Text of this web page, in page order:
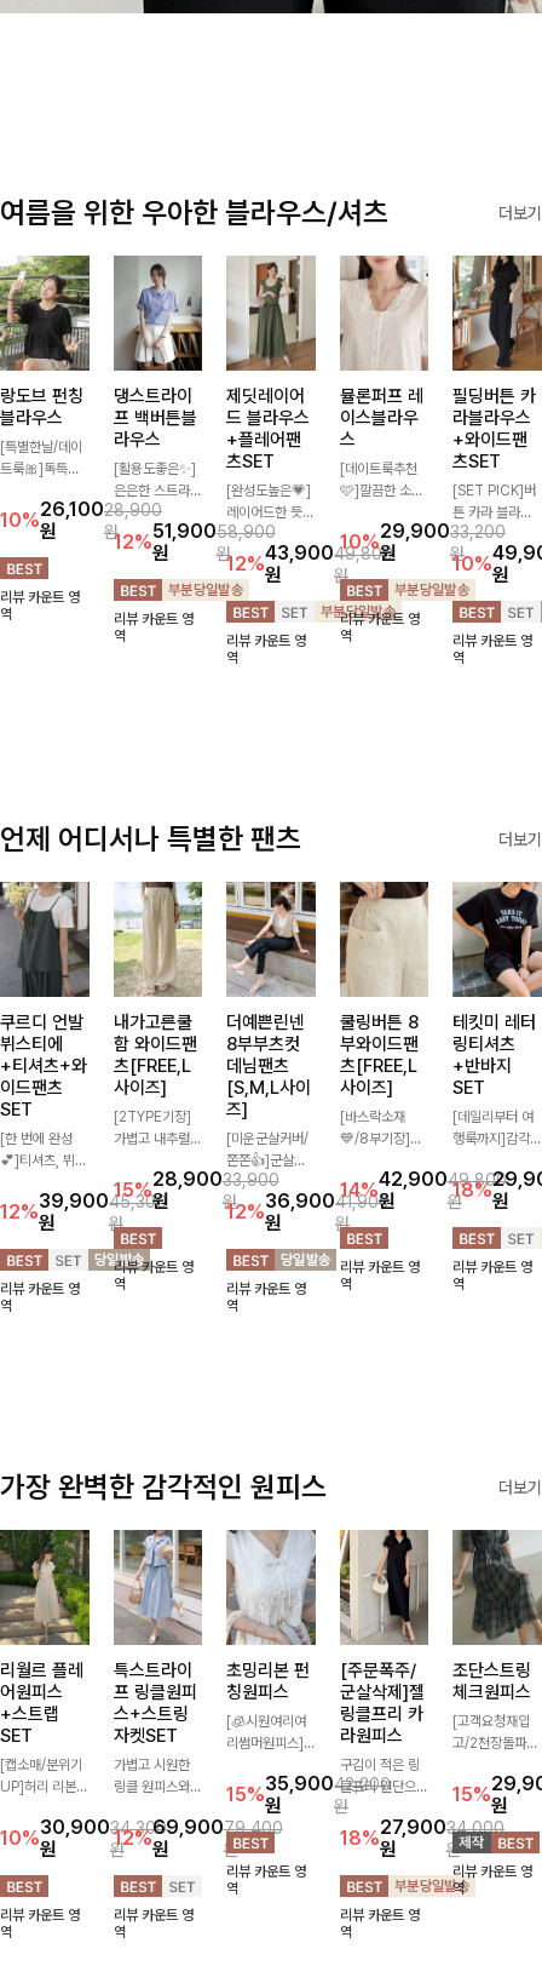
여름을 위한 우아한 블라우스/셔츠 더보기
랑도브 펀칭
블라우스
[특별한날/데이
트룩🎀]독특한
시원해보이면서
로맨틱한 무드를
선사하는 블라우
스:) 풍성한 퍼프
소매와 밑단 셔
링으로 스타일을
10%26,100
원
28,900
원
리뷰 카운트 영
역
댕스트라이
프 백버튼블
라우스
[활용도좋은✨]
은은한 스트라이
프 패턴이 더해
져 심플한 코디
에도 세련된 포
인트를 더해드리
며 깔끔한 스트
라이프 디테일로
유행 없이 오래
12%51,900
원
58,900
원
리뷰 카운트 영
역
제딧레이어
드 블라우스
+플레어팬
츠SET
[완성도높은💗]
레이어드한 듯
자연스러운 나시
와 버튼 원피스
가 함께 구성된
세트 아이템입니
다. 코디 고민 없
이 한 벌만으로
도 내추럴하면서
12%43,900
원
49,800
원
리뷰 카운트 영
역
뮬론퍼프 레
이스블라우
스
[데이트룩추천
🩷]깔끔한 소매
자수로 사랑스러
운 분위기를 담
았으며 은은한
체크 패턴이 더
해져 밋밋함 없
이 여성스러움
10%29,900
원
33,200
원
리뷰 카운트 영
역
필딩버튼 카
라블라우스
+와이드팬
츠SET
[SET PICK]버
튼 카라 블라우
스와 팬츠, 스트
랩까지 구성된
활용도 높은 3
종 세트 🤍 코디
걱정 없이 한 번
에 완성도 있는
스타일링을 연출
10%원
리뷰 카운트 영
역
언제 어디서나 특별한 팬츠 더보기
쿠르디 언발
뷔스티에
+티셔츠+와
이드팬츠
SET
[한 번에 완성
💕]티셔츠, 뷔스
한 번에 구성된
실속 있는 3피
스 세트 🖤 따로
또 같이 활용하
기 좋아 코디 걱
정 없이 데일리
12%39,900
원
45,300
원
리뷰 카운트 영
역
내가고른쿨
함 와이드팬
츠[FREE,L
사이즈]
[2TYPE기장]
가볍고 내추럴한
시즌 시원하게
즐기기 좋은 와
이드 팬츠! 허리
밴딩과 스트링
디테일로 편안한
착용감을 더했으
15%28,900
원
33,900
원
리뷰 카운트 영
역
더예쁜린넨
8부부츠컷
데님팬츠
[S,M,L사이
즈]
[미운군살커버/
쫀쫀👍]군살을
잡아주는 깔끔한
부츠컷 핏에 발
목이 드러나는
8부 기장으로
다리를 슬림하고
길어보이게 만들
어주며 생지 소
12%36,900
원
41,900
원
리뷰 카운트 영
역
쿨링버튼 8
부와이드팬
츠[FREE,L
사이즈]
[바스락소재
💙/8부기장]사
일이 은은한 포
인트가 되어주는
와이드 팬츠입니
다. 여유롭게 떨
어지는 실루엣과
가볍게 바스락거
14%42,900
원
49,800
원
리뷰 카운트 영
역
테킷미 레터
링티셔츠
+반바지
SET
[데일리부터 여
행룩까지]감각
셔츠와 플레어
핏 반바지가 함
께 구성된 세트
아이템으로, 편
안하면서도 캐주
얼한 꾸안꾸룩을
18%원
리뷰 카운트 영
역
가장 완벽한 감각적인 원피스 더보기
리월르 플레
어원피스
+스트랩
SET
[캡소매/분위기
UP]허리 리본
구성되어 여성스
럽고 우아한 실
루엣을 완성해주
는 원피스- 자연
스럽게 퍼지는
플레어 라인과
10%30,900
원
34,300
원
리뷰 카운트 영
역
특스트라이
프 링클원피
스+스트링
자켓SET
가볍고 시원한
링클 원피스와
세트로 구성되어
코디 고민 없이
완성도 높은 스
타일링을 연출해
주는 아이템 🤍
따로 또 같이 활
12%69,900
원
79,400
원
리뷰 카운트 영
역
초밍리본 펀
칭원피스
[🧊시원여리여
리썸머원피스]
테일과 리본 포
인트가 어우러져
사랑스러운 무드
를 더한 원피스
🤍 여리하게 퍼
지는 실루엣으로
15%35,900
원
42,200
원
리뷰 카운트 영
역
[주문폭주/
군살삭제]젤
링클프리 카
라원피스
구김이 적은 링
클프리 원단으로
항상 깔끔하게
착용 가능하며
일자로 떨어지는
넉넉한 핏으로
군살을 완벽히
커버해주는 원피
스에요🖤
18%27,900
원
34,000
원
리뷰 카운트 영
역
조단스트링
체크원피스
[고객요청재입
고/2천장돌파
용해줘도 스타일
리시해 보이는
휘뚜루 마뚜루
아이템 ~ ! 인생
샷 건질 수 있는
세련된 무드의
15%원
리뷰 카운트 영
역